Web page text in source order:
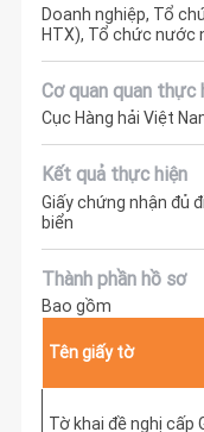
Doanh nghiệp, Tổ
HTX), Tổ chức nước
Cơ quan quan thực
Cục Hàng hải Việt
Kết quả thực hiện
Giấy chứng nhận đủ
biển
Thành phần hồ sơ
Bao gồm
Tên giấy tờ
Tờ khai đề nghị cấp